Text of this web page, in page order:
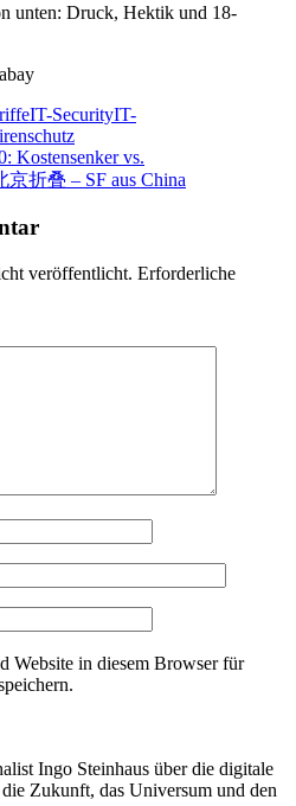
unten: Druck, Hektik und 18-
IT-SecurityIT-
Kostensenker vs.
京折叠 – SF aus China
veröffentlicht. Erforderliche
Website in diesem Browser für
Ingo Steinhaus über die digitale
Zukunft, das Universum und den